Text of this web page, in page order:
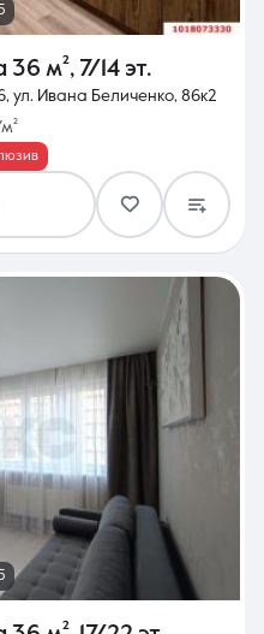
36 м², 7/14 эт.
Ивана Беличенко, 86к2